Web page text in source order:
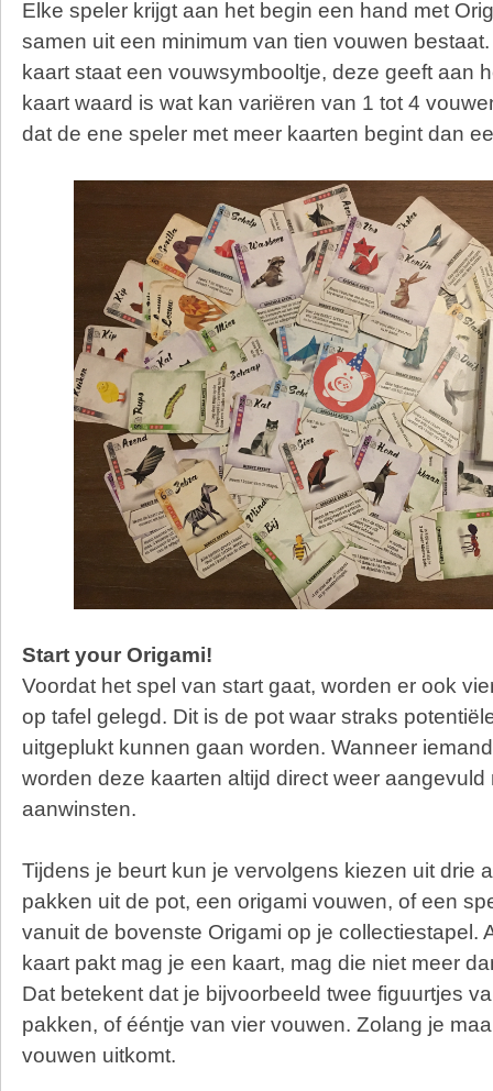
Elke speler krijgt aan het begin een hand met
samen uit een minimum van tien vouwen
kaart staat een vouwsymbooltje, deze geeft aan
kaart waard is wat kan variëren van 1 tot 4
dat de ene speler met meer kaarten begint dan
Start your Origami!
Voordat het spel van start gaat, worden er ook
op tafel gelegd. Dit is de pot waar straks
uitgeplukt kunnen gaan worden. Wanneer
worden deze kaarten altijd direct weer
aanwinsten.
Tijdens je beurt kun je vervolgens kiezen uit drie
pakken uit de pot, een origami vouwen, of een
vanuit de bovenste Origami op je collectiestapel.
kaart pakt mag je een kaart, mag die niet meer
Dat betekent dat je bijvoorbeeld twee figuurtjes
pakken, of ééntje van vier vouwen. Zolang je
vouwen uitkomt.